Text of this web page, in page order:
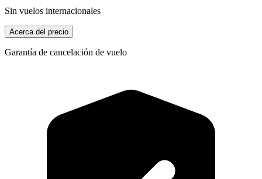
Sin vuelos internacionales
Acerca del precio
Garantía de cancelación de vuelo